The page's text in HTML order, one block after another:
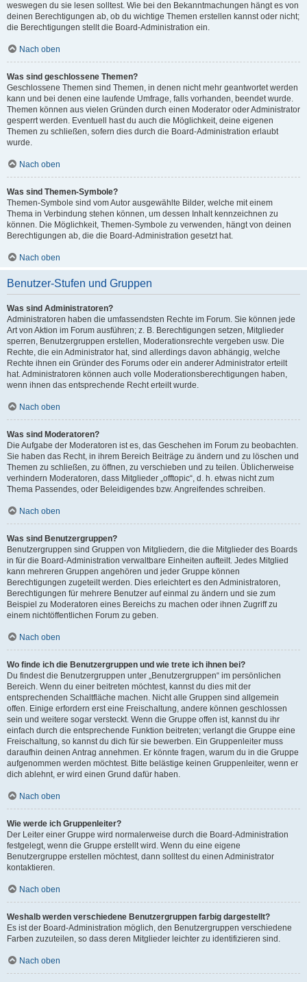
weswegen du sie lesen solltest. Wie bei den Bekanntmachungen hängt es von
deinen Berechtigungen ab, ob du wichtige Themen erstellen kannst oder nicht;
die Berechtigungen stellt die Board-Administration ein.
Nach oben
Was sind geschlossene Themen?
Geschlossene Themen sind Themen, in denen nicht mehr geantwortet werden
kann und bei denen eine laufende Umfrage, falls vorhanden, beendet wurde.
Themen können aus vielen Gründen durch einen Moderator oder Administrator
gesperrt werden. Eventuell hast du auch die Möglichkeit, deine eigenen
Themen zu schließen, sofern dies durch die Board-Administration erlaubt
wurde.
Nach oben
Was sind Themen-Symbole?
Themen-Symbole sind vom Autor ausgewählte Bilder, welche mit einem
Thema in Verbindung stehen können, um dessen Inhalt kennzeichnen zu
können. Die Möglichkeit, Themen-Symbole zu verwenden, hängt von deinen
Berechtigungen ab, die die Board-Administration gesetzt hat.
Nach oben
Benutzer-Stufen und Gruppen
Was sind Administratoren?
Administratoren haben die umfassendsten Rechte im Forum. Sie können jede
Art von Aktion im Forum ausführen; z. B. Berechtigungen setzen, Mitglieder
sperren, Benutzergruppen erstellen, Moderationsrechte vergeben usw. Die
Rechte, die ein Administrator hat, sind allerdings davon abhängig, welche
Rechte ihnen ein Gründer des Forums oder ein anderer Administrator erteilt
hat. Administratoren können auch volle Moderationsberechtigungen haben,
wenn ihnen das entsprechende Recht erteilt wurde.
Nach oben
Was sind Moderatoren?
Die Aufgabe der Moderatoren ist es, das Geschehen im Forum zu beobachten.
Sie haben das Recht, in ihrem Bereich Beiträge zu ändern und zu löschen und
Themen zu schließen, zu öffnen, zu verschieben und zu teilen. Üblicherweise
verhindern Moderatoren, dass Mitglieder „offtopic“, d. h. etwas nicht zum
Thema Passendes, oder Beleidigendes bzw. Angreifendes schreiben.
Nach oben
Was sind Benutzergruppen?
Benutzergruppen sind Gruppen von Mitgliedern, die die Mitglieder des Boards
in für die Board-Administration verwaltbare Einheiten aufteilt. Jedes Mitglied
kann mehreren Gruppen angehören und jeder Gruppe können
Berechtigungen zugeteilt werden. Dies erleichtert es den Administratoren,
Berechtigungen für mehrere Benutzer auf einmal zu ändern und sie zum
Beispiel zu Moderatoren eines Bereichs zu machen oder ihnen Zugriff zu
einem nichtöffentlichen Forum zu geben.
Nach oben
Wo finde ich die Benutzergruppen und wie trete ich ihnen bei?
Du findest die Benutzergruppen unter „Benutzergruppen“ im persönlichen
Bereich. Wenn du einer beitreten möchtest, kannst du dies mit der
entsprechenden Schaltfläche machen. Nicht alle Gruppen sind allgemein
offen. Einige erfordern erst eine Freischaltung, andere können geschlossen
sein und weitere sogar versteckt. Wenn die Gruppe offen ist, kannst du ihr
einfach durch die entsprechende Funktion beitreten; verlangt die Gruppe eine
Freischaltung, so kannst du dich für sie bewerben. Ein Gruppenleiter muss
daraufhin deinen Antrag annehmen. Er könnte fragen, warum du in die Gruppe
aufgenommen werden möchtest. Bitte belästige keinen Gruppenleiter, wenn er
dich ablehnt, er wird einen Grund dafür haben.
Nach oben
Wie werde ich Gruppenleiter?
Der Leiter einer Gruppe wird normalerweise durch die Board-Administration
festgelegt, wenn die Gruppe erstellt wird. Wenn du eine eigene
Benutzergruppe erstellen möchtest, dann solltest du einen Administrator
kontaktieren.
Nach oben
Weshalb werden verschiedene Benutzergruppen farbig dargestellt?
Es ist der Board-Administration möglich, den Benutzergruppen verschiedene
Farben zuzuteilen, so dass deren Mitglieder leichter zu identifizieren sind.
Nach oben